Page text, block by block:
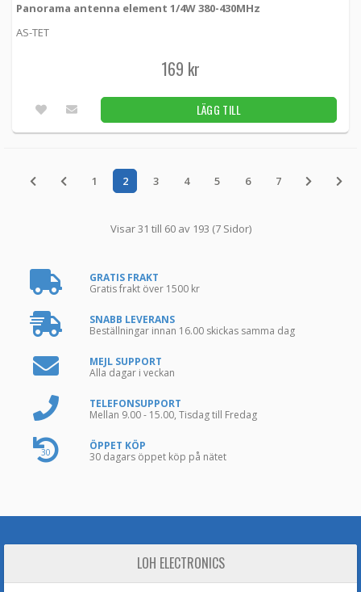
Panorama antenna element 1/4W 380-430MHz
AS-TET
169 kr
LÄGG TILL
1 2 3 4 5 6 7
Visar 31 till 60 av 193 (7 Sidor)
GRATIS FRAKT
Gratis frakt över 1500 kr
SNABB LEVERANS
Beställningar innan 16.00 skickas samma dag
MEJL SUPPORT
Alla dagar i veckan
TELEFONSUPPORT
Mellan 9.00 - 15.00, Tisdag till Fredag
30
ÖPPET KÖP
30 dagars öppet köp på nätet
LOH ELECTRONICS